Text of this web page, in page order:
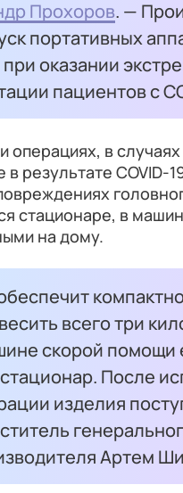
Прохоров. —
портативных
оказании
пациентов с
в
результате COVID-
стационаре, в
на дому.
всего три
скорой помощи
После
изделия
Артем